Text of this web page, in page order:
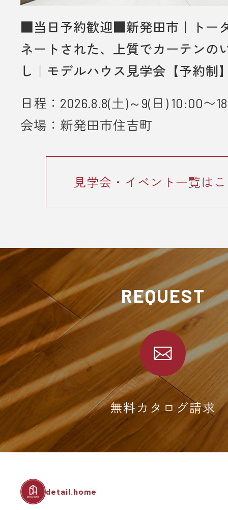
■当日予約歓迎■新発田市｜トー
ネートされた、上質でカーテンの
し｜モデルハウス見学会【予約制
日程：2026.8.8(土)～9(日) 10:00〜
会場：新発田市住吉町
見学会・イベント一覧は
REQUEST
無料カタログ請求
detail.home